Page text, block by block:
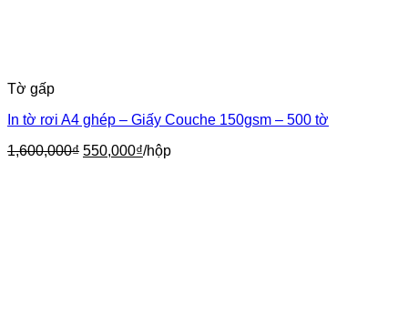
Tờ gấp
In tờ rơi A4 ghép – Giấy Couche 150gsm – 500 tờ
1,600,000₫ Giá
550,000₫Giá
/hộp